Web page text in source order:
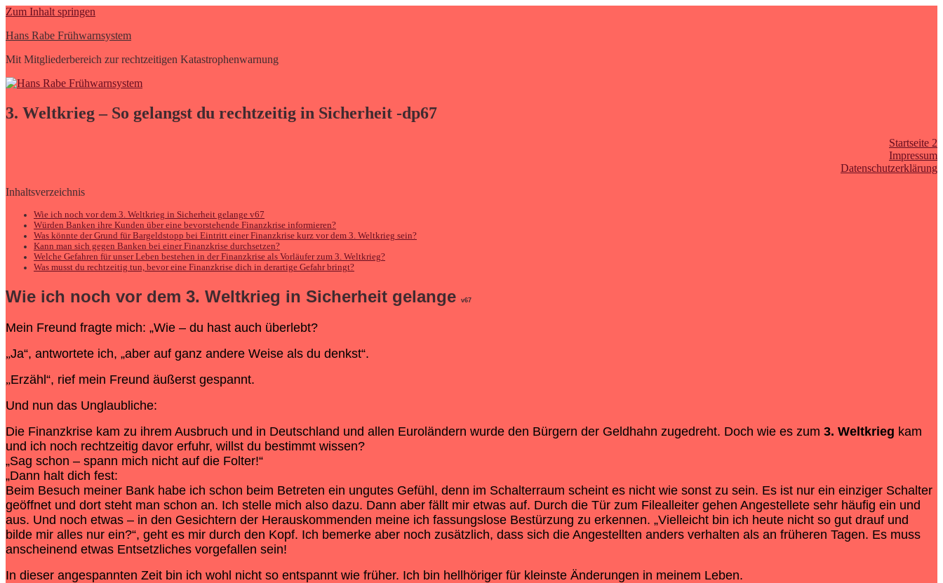
Zum Inhalt springen
Hans Rabe Frühwarnsystem
Mit Mitgliederbereich zur rechtzeitigen Katastrophenwarnung
3. Weltkrieg – So gelangst du rechtzeitig in Sicherheit -dp67
Startseite 2
Impressum
Datenschutzerklärung
Inhaltsverzeichnis
Wie ich noch vor dem 3. Weltkrieg in Sicherheit gelange v67
Würden Banken ihre Kunden über eine bevorstehende Finanzkrise informieren?
Was könnte der Grund für Bargeldstopp bei Eintritt einer Finanzkrise kurz vor dem 3. Weltkrieg sein?
Kann man sich gegen Banken bei einer Finanzkrise durchsetzen?
Welche Gefahren für unser Leben bestehen in der Finanzkrise als Vorläufer zum 3. Weltkrieg?
Was musst du rechtzeitig tun, bevor eine Finanzkrise dich in derartige Gefahr bringt?
Wie ich noch vor dem 3. Weltkrieg in Sicherheit gelange v67
Mein Freund fragte mich: „Wie – du hast auch überlebt?
„Ja“, antwortete ich, „aber auf ganz andere Weise als du denkst“.
„Erzähl“, rief mein Freund äußerst gespannt.
Und nun das Unglaubliche:
Die Finanzkrise kam zu ihrem Ausbruch und in Deutschland und allen Euroländern wurde den Bürgern der Geldhahn zugedreht. Doch wie es zum 3. Weltkrieg kam
und ich noch rechtzeitig davor erfuhr, willst du bestimmt wissen?
„Sag schon – spann mich nicht auf die Folter!“
„Dann halt dich fest:
Beim Besuch meiner Bank habe ich schon beim Betreten ein ungutes Gefühl, denn im Schalterraum scheint es nicht wie sonst zu sein. Es ist nur ein einziger Schalter
geöffnet und dort steht man schon an. Ich stelle mich also dazu. Dann aber fällt mir etwas auf. Durch die Tür zum Filealleiter gehen Angestellete sehr häufig ein und
aus. Und noch etwas – in den Gesichtern der Herauskommenden meine ich fassungslose Bestürzung zu erkennen. „Vielleicht bin ich heute nicht so gut drauf und
bilde mir alles nur ein?“, geht es mir durch den Kopf. Ich bemerke aber noch zusätzlich, dass sich die Angestellten anders verhalten als an früheren Tagen. Es muss
anscheinend etwas Entsetzliches vorgefallen sein!
In dieser angespannten Zeit bin ich wohl nicht so entspannt wie früher. Ich bin hellhöriger für kleinste Änderungen in meinem Leben.